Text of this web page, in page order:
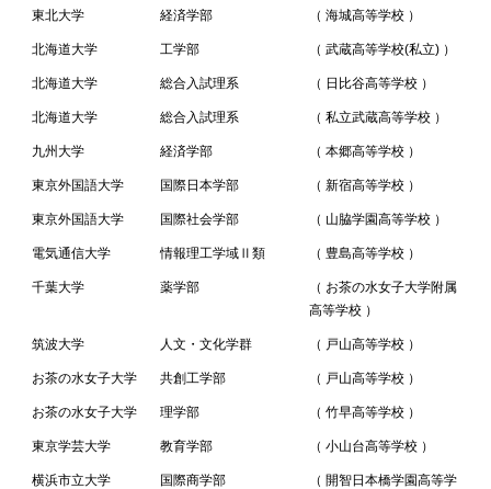
東北大学 経済学部 （ 海城高等学校 ）
北海道大学 工学部 （ 武蔵高等学校(私立) ）
北海道大学 総合入試理系 （ 日比谷高等学校 ）
北海道大学 総合入試理系 （ 私立武蔵高等学校 ）
九州大学 経済学部 （ 本郷高等学校 ）
東京外国語大学 国際日本学部 （ 新宿高等学校 ）
東京外国語大学 国際社会学部 （ 山脇学園高等学校 ）
電気通信大学 情報理工学域Ⅱ類 （ 豊島高等学校 ）
千葉大学 薬学部
（ お茶の水女子大学附属
高等学校 ）
筑波大学 人文・文化学群 （ 戸山高等学校 ）
お茶の水女子大学 共創工学部 （ 戸山高等学校 ）
お茶の水女子大学 理学部 （ 竹早高等学校 ）
東京学芸大学 教育学部 （ 小山台高等学校 ）
横浜市立大学 国際商学部
（ 開智日本橋学園高等学